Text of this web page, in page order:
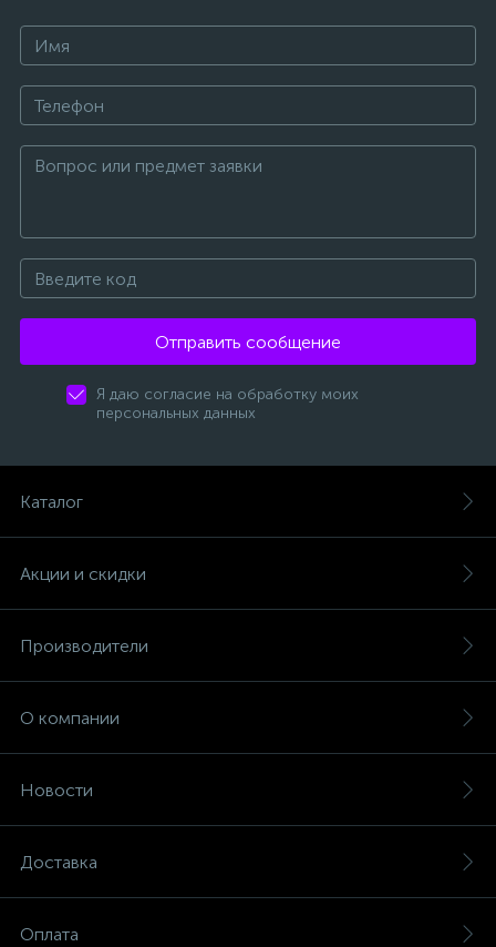
Отправить сообщение
Я даю согласие на обработку моих
персональных данных
Каталог
Акции и скидки
Производители
О компании
Новости
Доставка
Оплата